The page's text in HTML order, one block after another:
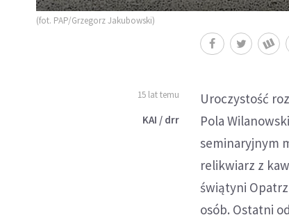
(fot. PAP/Grzegorz Jakubowski)
15 lat temu
KAI / drr
Uroczystość
Pola
seminaryjnym
relikwiarz z
świątyni
osób. Ostatni